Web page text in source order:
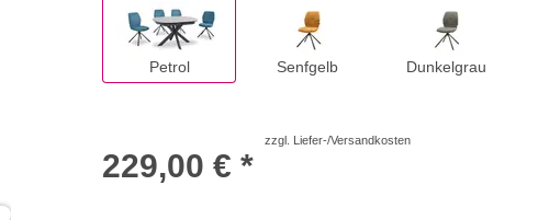
Petrol Senfgelb Dunkelgrau
229,00 € *
zzgl. Liefer-/Versandkosten